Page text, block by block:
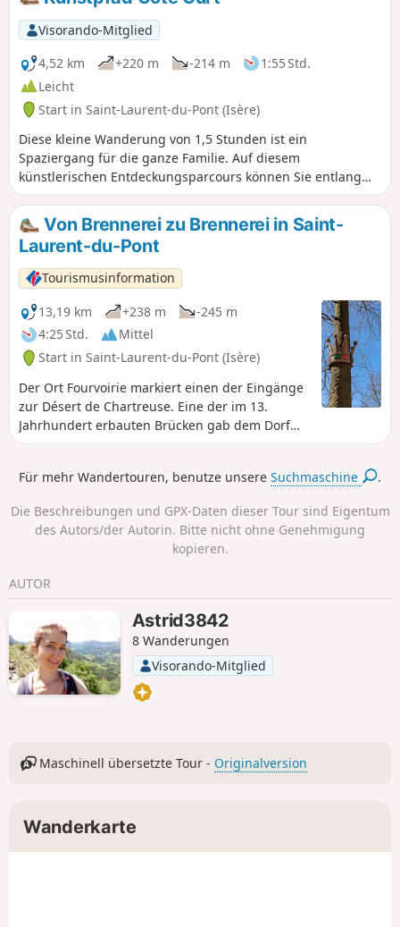
Schneeschmelze begehbar, eine willkommene Erfrischung
im Sommer.
Visorando-Mitglied
4,52 km
+220 m -214 m
1:55 Std.
Leicht
Start in Saint-Laurent-du-Pont (Isère)
Diese kleine Wanderung von 1,5 Stunden ist ein
Spaziergang für die ganze Familie. Auf diesem
künstlerischen Entdeckungsparcours können Sie entlang
der gesamten Strecke Werke entlang der alten sardischen
Straße bewundern und entdecken.
Von Brennerei zu Brennerei in Saint-
Laurent-du-Pont
Tourismusinformation
13,19 km
+238 m
-245 m
4:25 Std.
Mittel
Start in Saint-Laurent-du-Pont (Isère)
Der Ort Fourvoirie markiert einen der Eingänge
zur Désert de Chartreuse. Eine der im 13.
Jahrhundert erbauten Brücken gab dem Dorf
Saint-Laurent-du-Pont seinen Namen. Am
Kartäuser einst eine bedeutende
Ebene von Saint-Laurent fortbesteht. Auf der
anderen Seite des Flusses errichteten die
Mönche eine Brennerei, die 1935 durch einen
Erdrutsch zerstört wurde.
Für mehr Wandertouren, benutze unsereSuchmaschine .
Die Beschreibungen und GPX-Daten dieser Tour sind Eigentum
des Autors/der Autorin. Bitte nicht ohne Genehmigung
kopieren.
AUTOR
Astrid3842
8 Wanderungen
Visorando-Mitglied
Maschinell übersetzte Tour - Originalversion
Wanderkarte